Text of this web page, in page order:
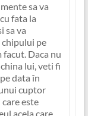
sa va
fata la
sa va
pe
facut. Daca nu
lui, veti fi
data în
cuptor
care este
acela care